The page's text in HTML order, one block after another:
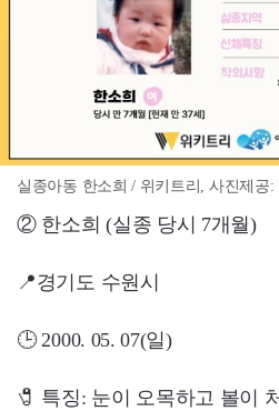
실종아동 한소희 / 위키트리, 사진제공:
② 한소희 (실종 당시 7개월)
📍경기도 수원시
🕒 2000. 05. 07(일)
🧷 특징: 눈이 오목하고 볼이